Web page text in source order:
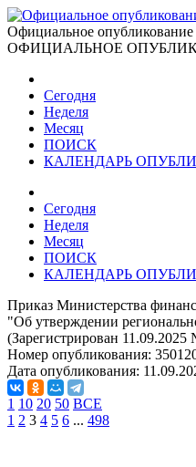
Официальное опубликование
ОФИЦИАЛЬНОЕ
Сегодня
Неделя
Месяц
ПОИСК
КАЛЕНДАРЬ
Сегодня
Неделя
Месяц
ПОИСК
КАЛЕНДАРЬ
Приказ Министерства
"Об утверждении
(Зарегистрирован
Номер опубликования:
Дата опубликования:
1 10 20 50 ВСЕ
1 2 3 4 5 6 ... 498